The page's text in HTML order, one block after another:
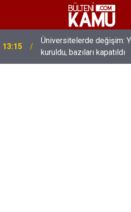
13:00
MEB’de üst düzey
yeni isimler atandı